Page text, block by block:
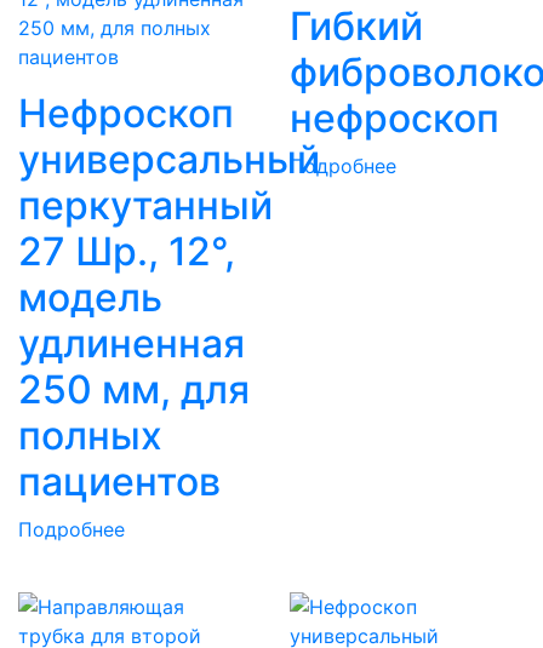
Нефроскоп
универсальный
перкутанный
27 Шр., 12°,
модель
удлиненная
250 мм, для
полных
пациентов
Подробнее
Гибкий
нефроскоп
Подробнее